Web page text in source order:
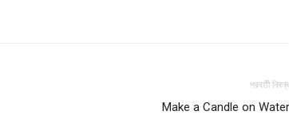
পরবর্তী নিবন্ধ
Make a Candle on Water